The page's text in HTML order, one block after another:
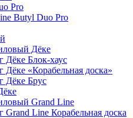
Pro
Butyl Duo Pro
Дёке
Дёке Блок-хаус
Дёке «Корабельная доска»
Дёке Брус
Grand Line
Grand Line Корабельная доска